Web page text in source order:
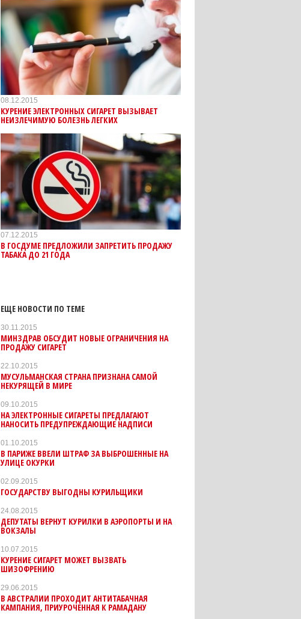
08.12.2015
КУРЕНИЕ ЭЛЕКТРОННЫХ СИГАРЕТ ВЫЗЫВАЕТ
НЕИЗЛЕЧИМУЮ БОЛЕЗНЬ ЛЕГКИХ
07.12.2015
В ГОСДУМЕ ПРЕДЛОЖИЛИ ЗАПРЕТИТЬ ПРОДАЖУ
ТАБАКА ДО 21 ГОДА
ЕЩЕ НОВОСТИ ПО ТЕМЕ
30.11.2015
МИНЗДРАВ ОБСУДИТ НОВЫЕ ОГРАНИЧЕНИЯ НА
ПРОДАЖУ СИГАРЕТ
22.10.2015
МУСУЛЬМАНСКАЯ СТРАНА ПРИЗНАНА САМОЙ
НЕКУРЯЩЕЙ В МИРЕ
09.10.2015
НА ЭЛЕКТРОННЫЕ СИГАРЕТЫ ПРЕДЛАГАЮТ
НАНОСИТЬ ПРЕДУПРЕЖДАЮЩИЕ НАДПИСИ
01.10.2015
В ПАРИЖЕ ВВЕЛИ ШТРАФ ЗА ВЫБРОШЕННЫЕ НА
УЛИЦЕ ОКУРКИ
02.09.2015
ГОСУДАРСТВУ ВЫГОДНЫ КУРИЛЬЩИКИ
24.08.2015
ДЕПУТАТЫ ВЕРНУТ КУРИЛКИ В АЭРОПОРТЫ И НА
ВОКЗАЛЫ
10.07.2015
КУРЕНИЕ СИГАРЕТ МОЖЕТ ВЫЗВАТЬ
ШИЗОФРЕНИЮ
29.06.2015
В АВСТРАЛИИ ПРОХОДИТ АНТИТАБАЧНАЯ
КАМПАНИЯ, ПРИУРОЧЕННАЯ К РАМАДАНУ